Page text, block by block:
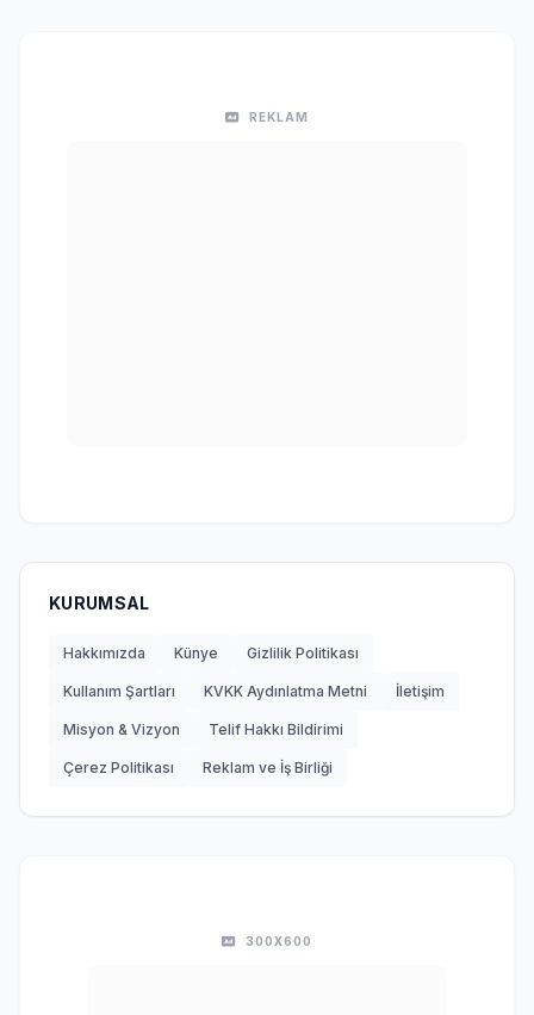
REKLAM
KURUMSAL
Hakkımızda Künye Gizlilik Politikası
Kullanım Şartları KVKK Aydınlatma Metni İletişim
Misyon & Vizyon Telif Hakkı Bildirimi
Çerez Politikası Reklam ve İş Birliği
300X600